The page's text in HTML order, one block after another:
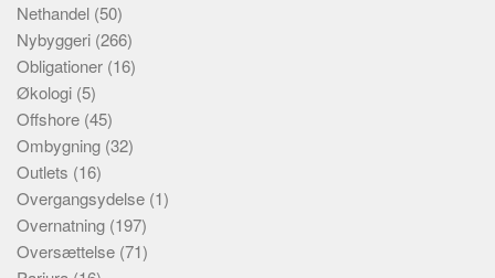
Nethandel (50)
Nybyggeri (266)
Obligationer (16)
Økologi (5)
Offshore (45)
Ombygning (32)
Outlets (16)
Overgangsydelse (1)
Overnatning (197)
Oversættelse (71)